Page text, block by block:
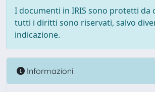
I documenti in IRIS sono protetti da
tutti i diritti sono riservati, salvo
indicazione.
Informazioni